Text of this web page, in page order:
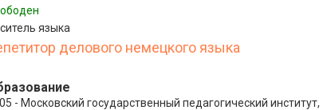
языка
делового немецкого языка
- Московский государственный педагогический институт,